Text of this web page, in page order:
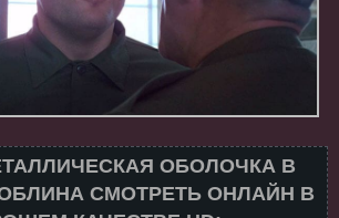
ОБОЛОЧКА В
СМОТРЕТЬ ОНЛАЙН В